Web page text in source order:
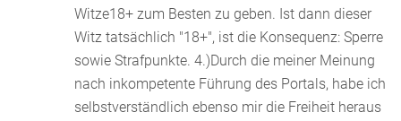
Witze18+ zum Besten zu geben. Ist dann dieser
Witz tatsächlich "18+", ist die Konsequenz: Sperre
sowie Strafpunkte. 4.)Durch die meiner Meinung
nach inkompetente Führung des Portals, habe ich
selbstverständlich ebenso mir die Freiheit heraus